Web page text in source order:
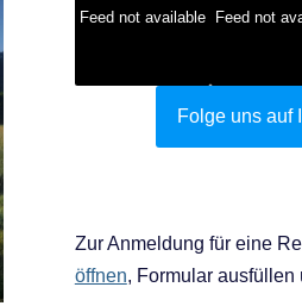
Feed not available Feed not
Folge uns auf
Zur Anmeldung für eine
öffnen, Formular ausfüllen